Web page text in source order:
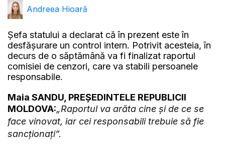
Andreea Hioară
Șefa statului a declarat că în prezent este în
desfășurare un control intern. Potrivit acesteia, în
decurs de o săptămână va fi finalizat raportul
comisiei de cenzori, care va stabili persoanele
responsabile.
Maia SANDU, PREȘEDINTELE REPUBLICII
MOLDOVA:„Raportul va arăta cine și de ce se
face vinovat, iar cei responsabili trebuie să fie
sancționați”.